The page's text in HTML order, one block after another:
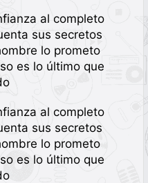
al completo
sus secretos
lo prometo
es lo último que
al completo
sus secretos
lo prometo
es lo último que